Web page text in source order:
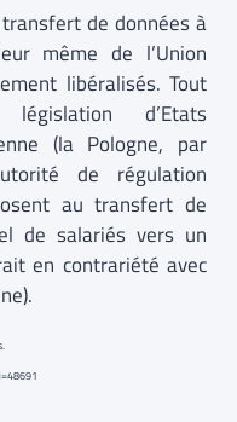
de données à
même de l’Union
libéralisés. Tout
législation d’Etats
(la Pologne, par
de régulation
au transfert de
de salariés vers un
en contrariété avec